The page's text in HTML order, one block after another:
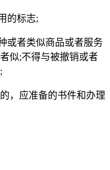
的标志;
或者类似商品或者服务
似;不得与被撤销或者
，应准备的书件和办理